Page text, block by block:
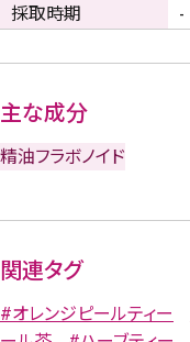
採取時期
-
主な成分
精油フラボノイド
関連タグ
#オレンジピールティー